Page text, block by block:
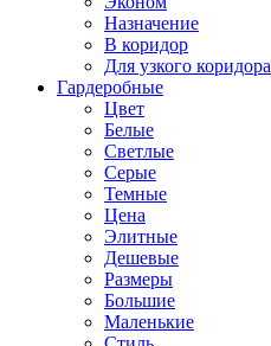
Назначение
В коридор
Для узкого коридора
Гардеробные
Цвет
Белые
Светлые
Серые
Темные
Цена
Элитные
Дешевые
Размеры
Большие
Маленькие